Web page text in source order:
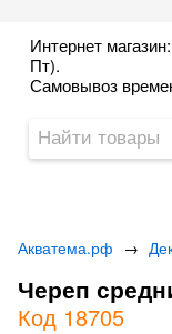
Интернет
Пт).
Самовывоз
Акватема.рф →
Череп
Код 18705